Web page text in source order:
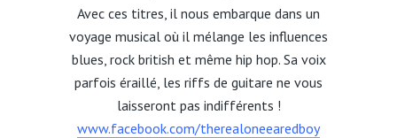
Avec ces titres, il nous embarque dans un
voyage musical où il mélange les influences
blues, rock british et même hip hop. Sa voix
parfois éraillé, les riffs de guitare ne vous
laisseront pas indifférents !
www.facebook.com/therealoneearedboy